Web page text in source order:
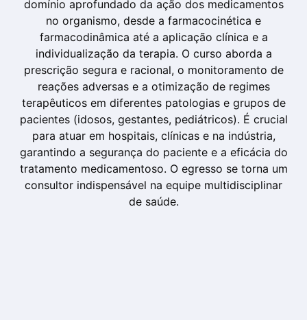
domínio aprofundado da ação dos medicamentos
no organismo, desde a farmacocinética e
farmacodinâmica até a aplicação clínica e a
individualização da terapia. O curso aborda a
prescrição segura e racional, o monitoramento de
reações adversas e a otimização de regimes
terapêuticos em diferentes patologias e grupos de
pacientes (idosos, gestantes, pediátricos). É crucial
para atuar em hospitais, clínicas e na indústria,
garantindo a segurança do paciente e a eficácia do
tratamento medicamentoso. O egresso se torna um
consultor indispensável na equipe multidisciplinar
de saúde.